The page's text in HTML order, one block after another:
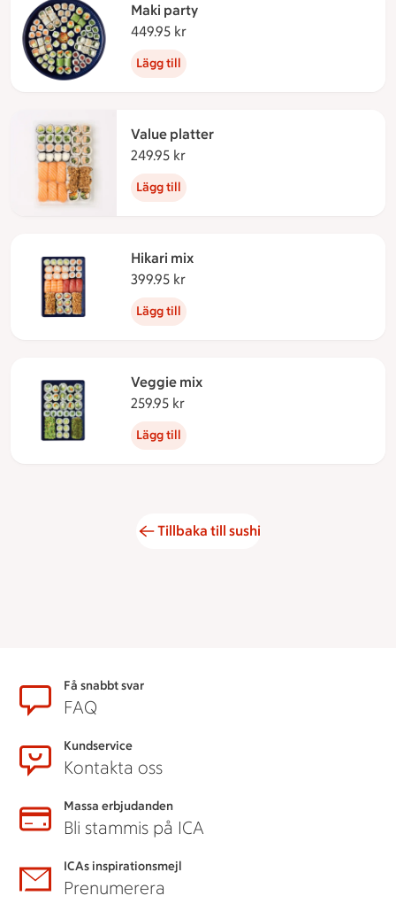
Maki party
449.95 kr
Lägg till
Value platter
249.95 kr
Lägg till
Hikari mix
399.95 kr
Lägg till
Veggie mix
259.95 kr
Lägg till
Tillbaka till sushi
SidfotFå snabbt svar
FAQ
Kundservice
Kontakta oss
Massa erbjudanden
Bli stammis på ICA
ICAs inspirationsmejl
Prenumerera